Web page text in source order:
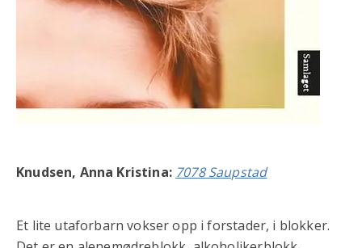
Knudsen, Anna Kristina: 7078 Saupstad
Et lite utaforbarn vokser opp i forstader, i blokker.